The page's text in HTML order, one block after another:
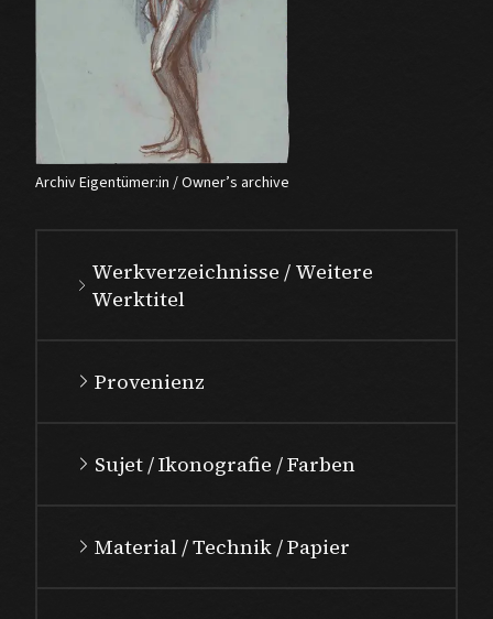
Archiv Eigentümer:in / Owner’s archive
Werkverzeichnisse / Weitere
Werktitel
Provenienz
Sujet / Ikonografie / Farben
Material / Technik / Papier